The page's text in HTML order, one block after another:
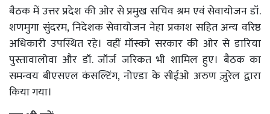
बैठक में उत्तर प्रदेश की ओर से प्रमुख सचिव श्रम एवं सेवायोजन डॉ.
शणमुगा सुंदरम, निदेशक सेवायोजन नेहा प्रकाश सहित अन्य वरिष्ठ
अधिकारी उपस्थित रहे। वहीं मॉस्को सरकार की ओर से डारिया
पुस्तावालोवा और डॉ. जॉर्ज जरिकत भी शामिल हुए। बैठक का
समन्वय बीएसएल कंसल्टिंग, नोएडा के सीईओ अरुण ज़ुरेल द्वारा
किया गया।